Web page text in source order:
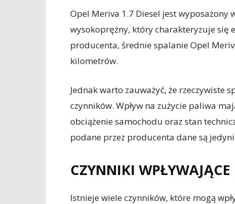
Opel Meriva 1.7 Diesel jest wyposażony
wysokoprężny, który charakteryzuje się
producenta, średnie spalanie Opel
kilometrów.
Jednak warto zauważyć, że rzeczywiste
czynników. Wpływ na zużycie paliwa
obciążenie samochodu oraz stan
podane przez producenta dane są
CZYNNIKI
Istnieje wiele czynników, które mogą